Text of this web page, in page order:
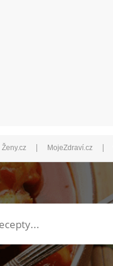
Ženy.cz | MojeZdraví.cz |